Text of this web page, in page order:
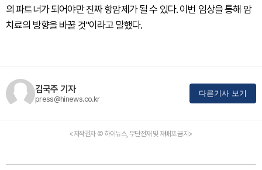
의 파트너가 되어야만 진짜 항암제가 될 수 있다. 이번 임상을 통해 암
치료의 방향을 바꿀 것"이라고 말했다.
김국주 기자
press@hinews.co.kr
다른기사 보기
<저작권자 © 하이뉴스, 무단전재 및 재배포 금지>